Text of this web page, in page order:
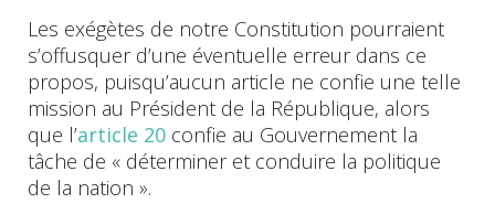
Les exégètes de notre Constitution pourraient
s’offusquer d’une éventuelle erreur dans ce
propos, puisqu’aucun article ne confie une telle
mission au Président de la République, alors
que l’article 20 confie au Gouvernement la
tâche de « déterminer et conduire la politique
de la nation ».